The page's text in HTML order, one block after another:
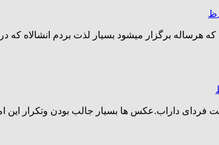
که هرساله برگزار میشود بسیار لذت بردم انشالاه که
فردای داراب.عکس ها بسیار جالب بودن وتکرار